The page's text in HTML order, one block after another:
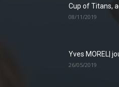
Cup of Titans,
08/11/2019
Yves MOREL|
26/05/2019